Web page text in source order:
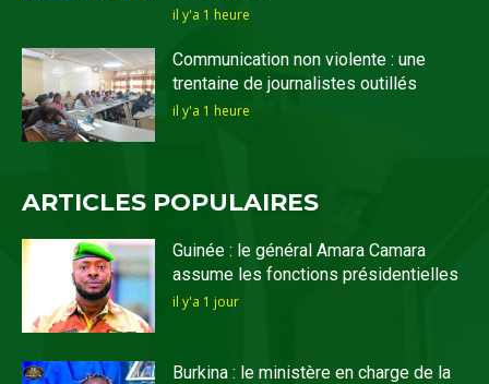
il y'a 1 heure
Communication non violente : une
trentaine de journalistes outillés
il y'a 1 heure
ARTICLES POPULAIRES
Guinée : le général Amara Camara
assume les fonctions présidentielles
il y'a 1 jour
Burkina : le ministère en charge de la